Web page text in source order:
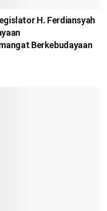
H. Ferdiansyah
Berkebudayaan